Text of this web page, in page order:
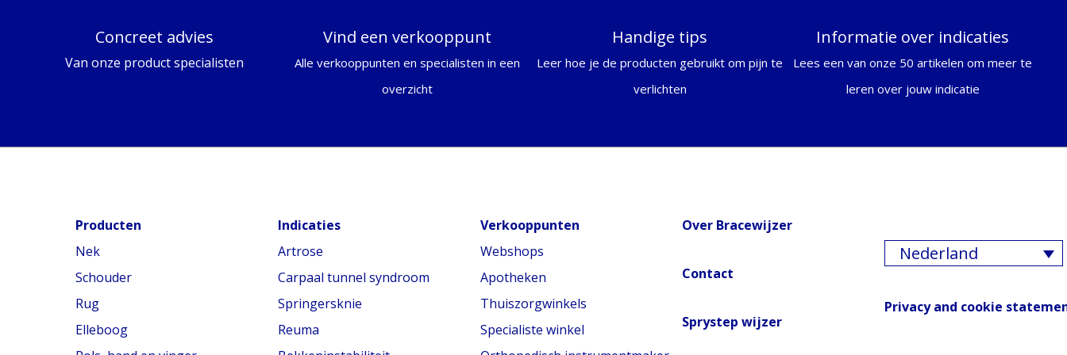
Concreet advies
Van onze product specialisten
Vind een verkooppunt
Alle verkooppunten en specialisten in een
overzicht
Handige tips
Leer hoe je de producten gebruikt om pijn te
verlichten
Informatie over indicaties
Lees een van onze 50 artikelen om meer te
leren over jouw indicatie
Producten
Nek
Schouder
Rug
Elleboog
Indicaties
Artrose
Carpaal tunnel syndroom
Springersknie
Reuma
Verkooppunten
Webshops
Apotheken
Thuiszorgwinkels
Specialiste winkel
Over Bracewijzer
Contact
Sprystep wijzer
Nederland
Privacy and cookie